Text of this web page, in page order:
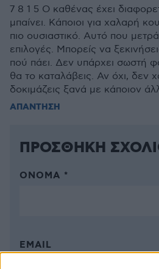
7 8 1 5 Ο καθένας έχει
μπαίνει. Κάποιοι για χαλαρή
πιο ουσιαστικό. Αυτό που
επιλογές. Μπορείς να
πού πάει. Δεν υπάρχει σωστή
θα το καταλάβεις. Αν όχι, δεν
δοκιμάζεις ξανά με κάποιον
ΑΠΑΝΤΗΣΗ
ΠΡΟΣΘΗΚΗ
ΌΝΟΜΑ *
EMAIL